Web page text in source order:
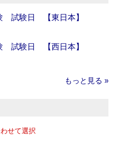
試験日 【東日本】
試験日 【西日本】
もっと見る »
せて選択